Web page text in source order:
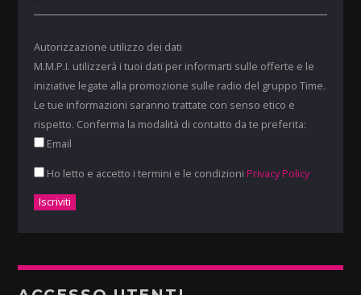
Autorizzazione utilizzo dei dati
M.M.P.I. utilizzerà i tuoi dati per informarti sulle offerte e le
iniziative legate alla promozione sulle radio del gruppo Time.
Le tue informazioni saranno trattate con senso etico e
rispetto. Conferma la modalità di contatto da te preferita:
Email
Ho letto e accetto i termini e le condizioni Privacy Policy